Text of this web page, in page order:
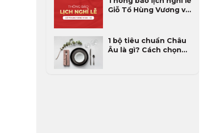
Giá Thực Tế 2026
Giỗ Tổ Hùng Vương và
1 bộ tiêu chuẩn Châu
Âu là gì? Cách chọn